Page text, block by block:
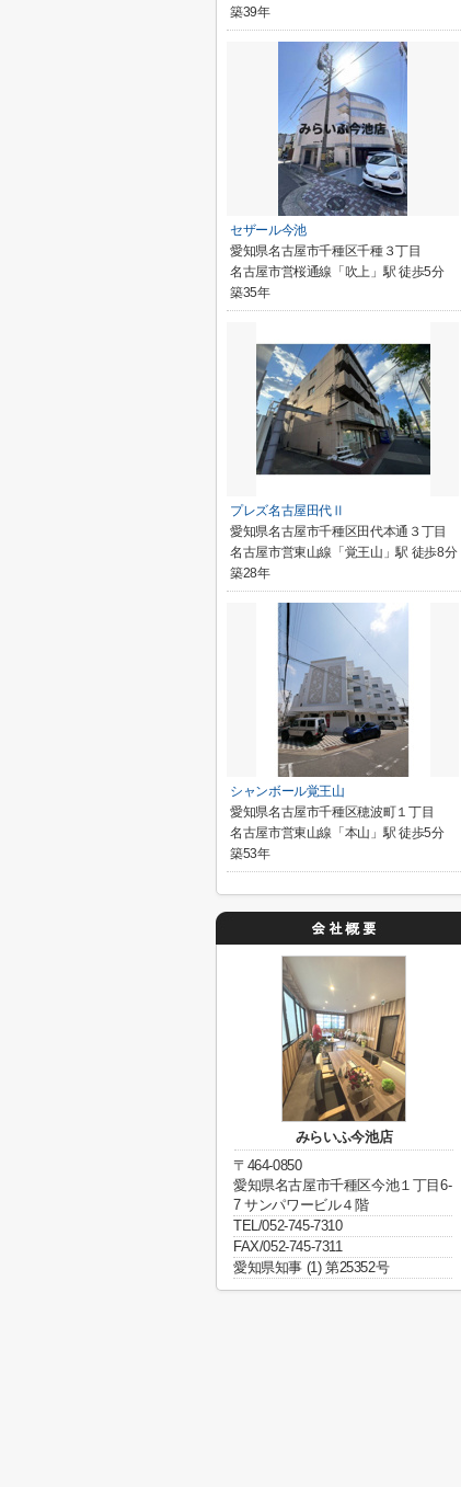
築39年
セザール今池
愛知県名古屋市千種区千種３丁目
名古屋市営桜通線「吹上」駅 徒歩5分
築35年
プレズ名古屋田代Ⅱ
愛知県名古屋市千種区田代本通３丁目
名古屋市営東山線「覚王山」駅 徒歩8分
築28年
シャンボール覚王山
愛知県名古屋市千種区穂波町１丁目
名古屋市営東山線「本山」駅 徒歩5分
築53年
みらいふ今池店
〒464-0850
愛知県名古屋市千種区今池１丁目6-
7 サンパワービル４階
TEL/052-745-7310
FAX/052-745-7311
愛知県知事 (1) 第25352号